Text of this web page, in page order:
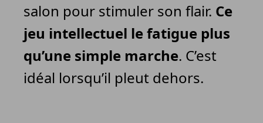
salon pour stimuler son flair. Ce
jeu intellectuel le fatigue plus
qu’une simple marche. C’est
idéal lorsqu’il pleut dehors.